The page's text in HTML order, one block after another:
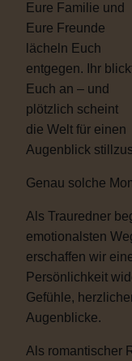
Eure Familie und
Eure Freunde
lächeln Euch
entgegen. Ihr
Euch an – und
plötzlich scheint
die Welt für einen
Augenblick
Genau solche
Als Trauredner
emotionalsten
erschaffen wir
Persönlichkeit
Gefühle,
Augenblicke.
Als romantischer